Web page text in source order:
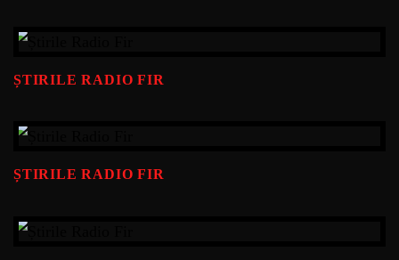
ȘTIRILE RADIO FIR
ȘTIRILE RADIO FIR